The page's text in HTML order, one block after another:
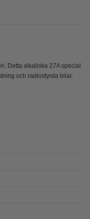
Detta alkaliska 27A special
och radiostyrda bilar.